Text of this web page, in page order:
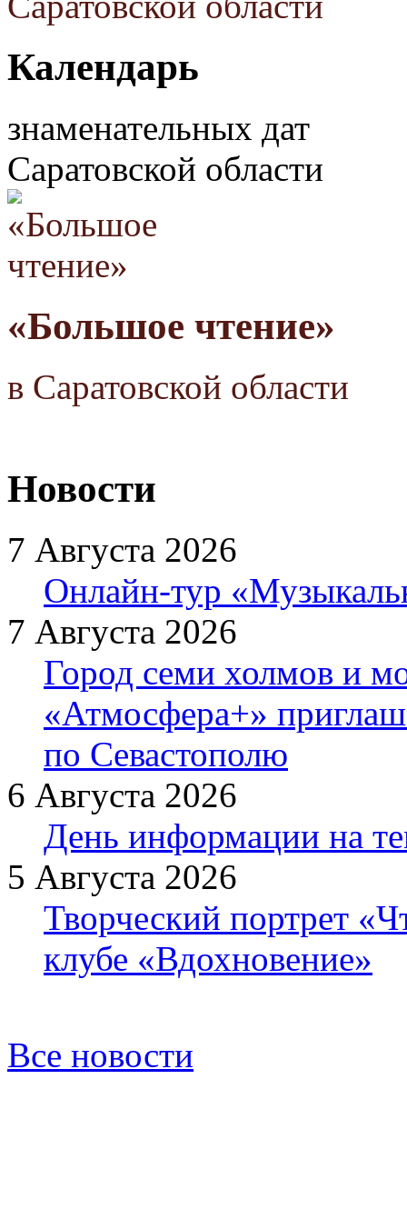
Календарь
знаменательных дат
Саратовской области
«Большое чтение»
в Саратовской области
Новости
7 Августа 2026
Онлайн-тур
7 Августа 2026
Город семи холмов и
«Атмосфера+»
по Севастополю
6 Августа 2026
День информации на
5 Августа 2026
Творческий портрет
клубе «Вдохновение»
Все новости